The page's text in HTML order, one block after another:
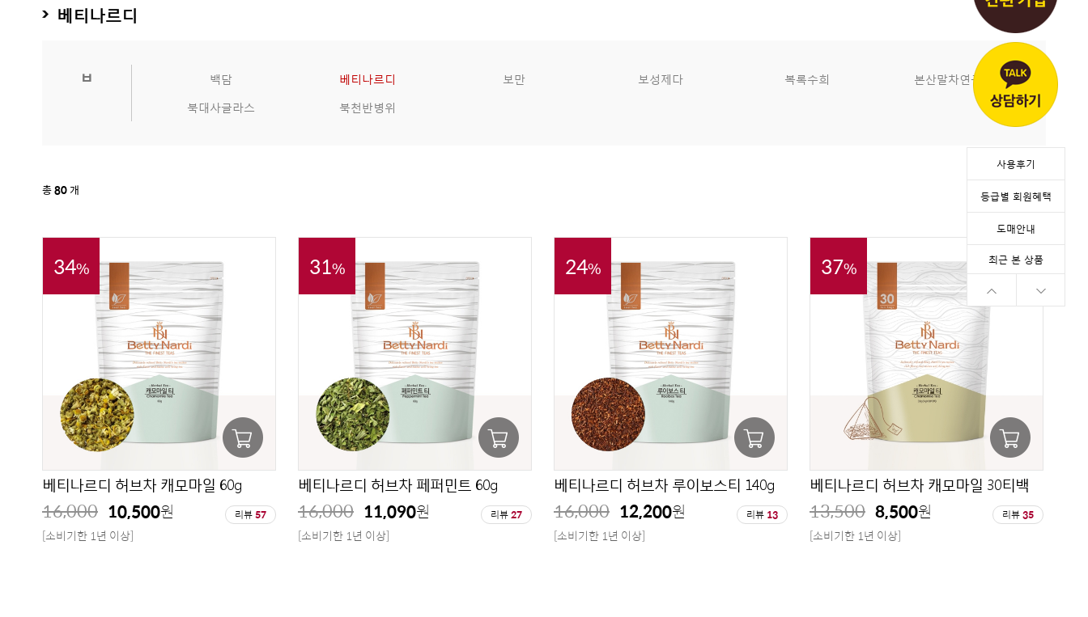
사용후기
등급별 회원혜택
도매안내
최근 본 상품
베티나르디
ㅂ 백담 베티나르디 보만 보성제다 복록수희
본산말차연구회
북대사글라스
북천반병위
총80개
34%
베티나르디 허브차 캐모마일 60g
16,000 10,500원 리뷰57
[소비기한 1년 이상]
31%
베티나르디 허브차 페퍼민트 60g
16,000 11,090원 리뷰27
[소비기한 1년 이상]
24%
베티나르디 허브차 루이보스티 140g
16,000 12,200원 리뷰 13
[소비기한 1년 이상]
37%
베티나르디 허브차 캐모마일 30티백
13,500 8,500원 리뷰35
[소비기한 1년 이상]